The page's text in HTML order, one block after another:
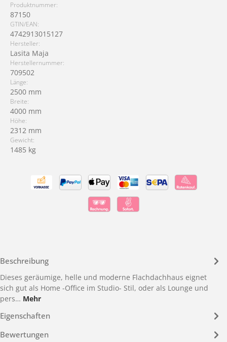
Produktnummer:
87150
GTIN/EAN:
4742913015127
Hersteller:
Lasita Maja
Herstellernummer:
709502
Länge:
2500 mm
Breite:
4000 mm
Höhe:
2312 mm
Gewicht:
1485 kg
Beschreibung
Dieses geräumige, helle und moderne Flachdachhaus eignet
sich gut als Home -Office im Studio- Stil, oder als Lounge und
pers… Mehr
Eigenschaften
Bewertungen